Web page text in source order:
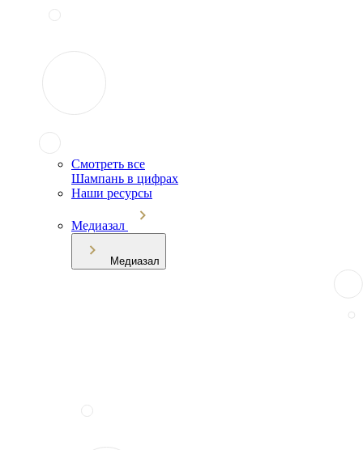
Смотреть все
Шампань в цифрах
Наши ресурсы
Медиазал
Медиазал